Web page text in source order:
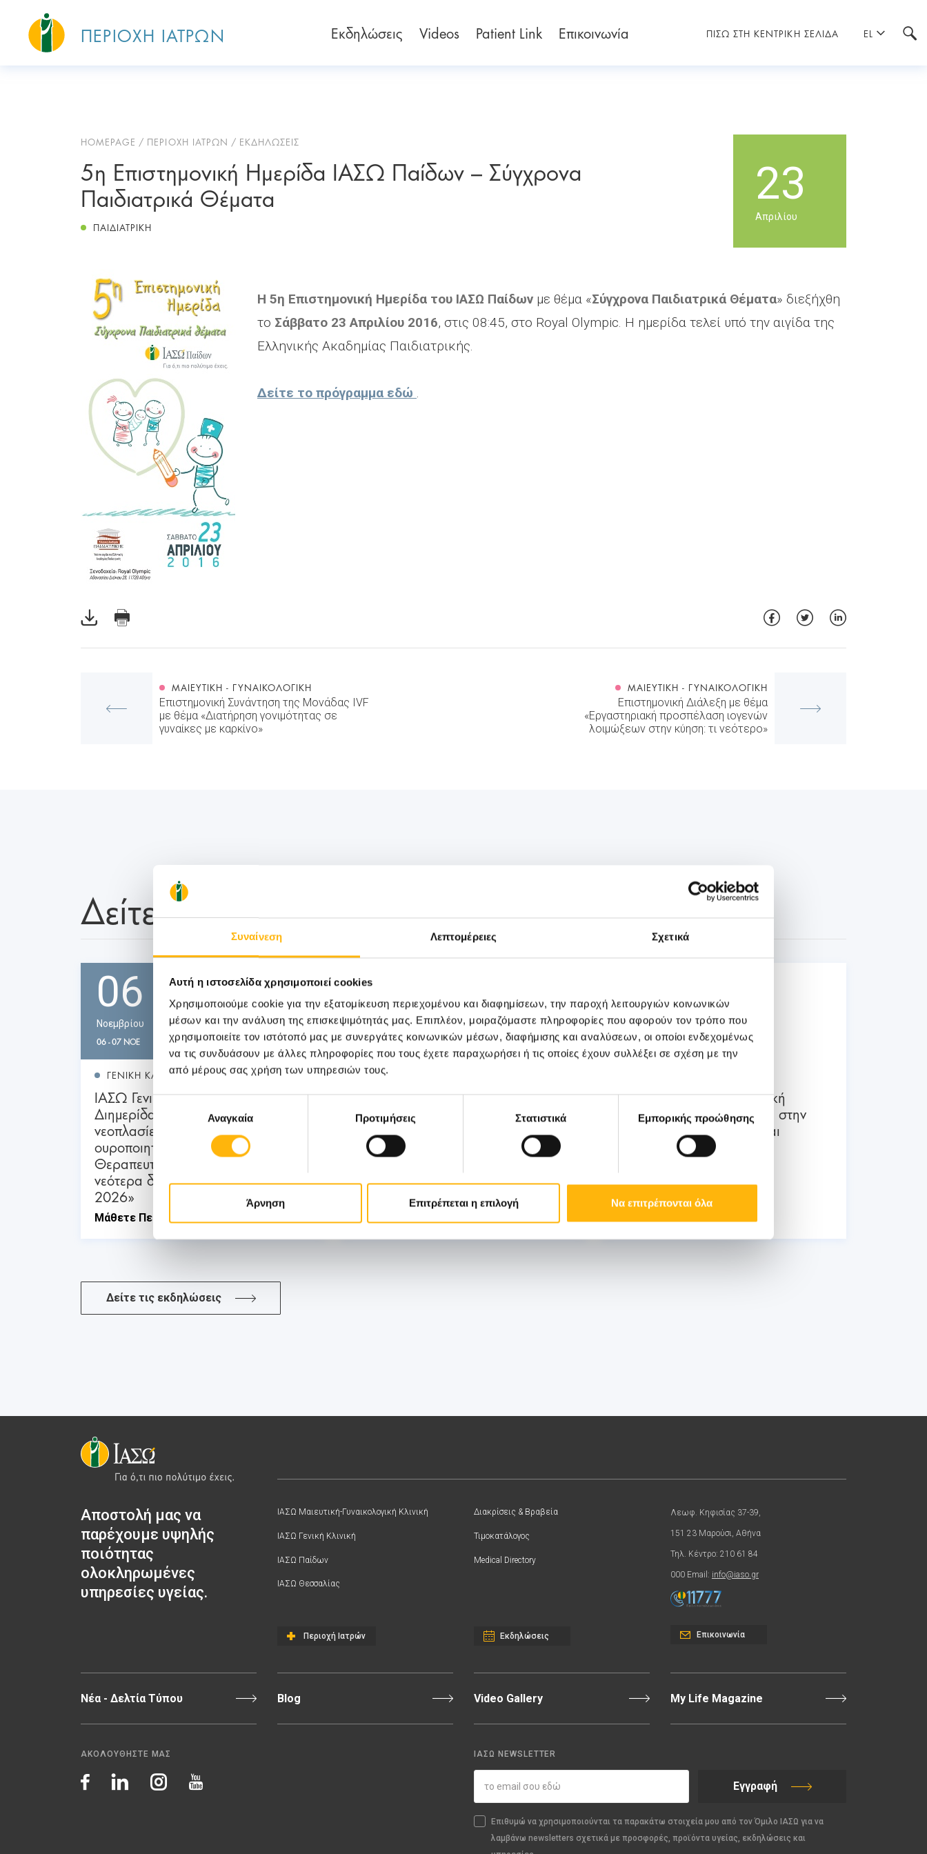
Συναίνεση Λεπτομέρειες Σχετικά
Αυτή η ιστοσελίδα χρησιμοποιεί cookies
Χρησιμοποιούμε cookie για την εξατομίκευση περιεχομένου και διαφημίσεων, την παροχή λειτουργιών κοινωνικών
μέσων και την ανάλυση της επισκεψιμότητάς μας. Επιπλέον, μοιραζόμαστε πληροφορίες που αφορούν τον τρόπο που
χρησιμοποιείτε τον ιστότοπό μας με συνεργάτες κοινωνικών μέσων, διαφήμισης και αναλύσεων, οι οποίοι ενδεχομένως
να τις συνδυάσουν με άλλες πληροφορίες που τους έχετε παραχωρήσει ή τις οποίες έχουν συλλέξει σε σχέση με την
από μέρους σας χρήση των υπηρεσιών τους.
συγκατάθεσηςΑναγκαία Προτιμήσεις Στατιστικά Εμπορικής προώθησης
Άρνηση Επιτρέπεται η επιλογή Να επιτρέπονται όλα
ΠΙΣΩ ΣΤΗ ΚΕΝΤΡΙΚΗ ΣΕΛΙΔΑ EL
ΠΕΡΙΟΧΗ ΙΑΤΡΩΝ Εκδηλώσεις Videos Patient Link Επικοινωνία
HOMEPAGE ΠΕΡΙΟΧΗ ΙΑΤΡΩΝ ΕΚΔΗΛΩΣΕΙΣ
23
Απριλίου
5η Επιστημονική Ημερίδα ΙΑΣΩ Παίδων – Σύγχρονα
Παιδιατρικά Θέματα
ΠΑΙΔΙΑΤΡΙΚΗ
Η 5η Επιστημονική Ημερίδα του ΙΑΣΩ Παίδων με θέμα «Σύγχρονα Παιδιατρικά Θέματα» διεξήχθη
το Σάββατο 23 Απριλίου 2016, στις 08:45, στο Royal Olympic. Η ημερίδα τελεί υπό την αιγίδα της
Ελληνικής Ακαδημίας Παιδιατρικής.
Δείτε το πρόγραμμα εδώ .
ΜΑΙΕΥΤΙΚΉ - ΓΥΝΑΙΚΟΛΟΓΙΚΉ
Επιστημονική Συνάντηση της Μονάδας IVF
με θέμα «Διατήρηση γονιμότητας σε
γυναίκες με καρκίνο»
ΜΑΙΕΥΤΙΚΉ - ΓΥΝΑΙΚΟΛΟΓΙΚΉ
Επιστημονική Διάλεξη με θέμα
«Εργαστηριακή προσπέλαση ιογενών
λοιμώξεων στην κύηση: τι νεότερο»
Δείτε Επίσης
06
Νοεμβρίου
06 - 07 ΝΟΕ
ΓΕΝΙΚΗ ΚΛΙΝΙΚΗ
ΙΑΣΩ Γενική Κλινική: Επιστημονική
Διημερίδα «Γυναικολογικές
νεοπλασίες και νεοπλασίες
ουροποιητικού και μαστού:
Θεραπευτικά διλήμματα και
νεότερα δεδομένα από το ESMO
2026»
Μάθετε Περισσότερα
31
Οκτωβρίου
ΓΕΝΙΚΗ ΚΛΙΝΙΚΗ
ΙΑΣΩ: Ημερίδα «Ενδιαφέροντα
θέματα Λοιμώξεων»
Μάθετε Περισσότερα
03
Ιουλίου
03 - 04 ΙΟΥΛ
ΙΑΣΩ: Διημερίδα «Εμβρυϊκή
Νευρολογία: Ο ρόλος της στην
προγεννητική διάγνωση και
συμβουλευτική»
Δείτε τις εκδηλώσεις
Αποστολή μας να
παρέχουμε υψηλής
ποιότητας
ολοκληρωμένες
υπηρεσίες υγείας.
ΙΑΣΩ Μαιευτική-Γυναικολογική Κλινική
ΙΑΣΩ Γενική Κλινική
ΙΑΣΩ Παίδων
ΙΑΣΩ Θεσσαλίας
Περιοχή Ιατρών
Διακρίσεις & Βραβεία
Τιμοκατάλογος
Medical Directory
Εκδηλώσεις
Λεωφ. Κηφισίας 37-39,
151 23 Μαρούσι, Αθήνα
Τηλ. Κέντρο: 210 61 84
000 Email: info@iaso.gr
Επικοινωνία
Νέα - Δελτία Τύπου Blog Video Gallery My Life Magazine
ΑΚΟΛΟΥΘΗΣΤΕ ΜΑΣ ΙΑΣΩ NEWSLETTER
Εγγραφή
Επιθυμώ να χρησιμοποιούνται τα παρακάτω στοιχεία μου από τον Όμιλο ΙΑΣΩ για να
λαμβάνω newsletters σχετικά με προσφορές, προϊόντα υγείας, εκδηλώσεις και